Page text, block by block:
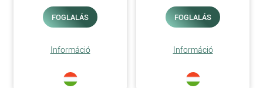
FOGLALÁS
Információ
FOGLALÁS
Információ